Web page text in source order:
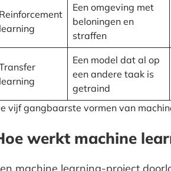
Reinforcement
learning
Een omgeving met
beloningen en
straffen
learning
Een model dat al op
een andere taak is
getraind
vijf gangbaarste vormen van
werkt machine
machine learning-project